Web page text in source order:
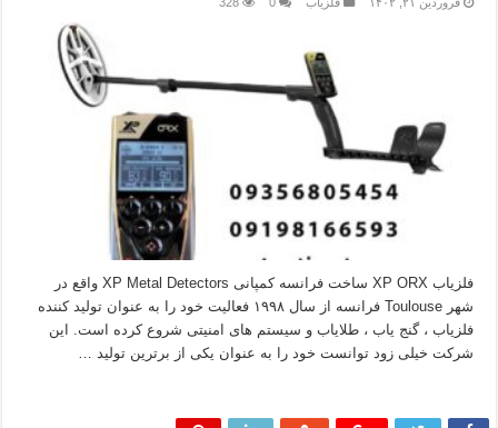
فلزیاب XP ORX ساخت فرانسه کمپانی XP Metal Detectors واقع در
شهر Toulouse فرانسه از سال ۱۹۹۸ فعالیت خود را به عنوان تولید کننده
فلزیاب ، گنج یاب ، طلایاب و سیستم های امنیتی شروع کرده است. این
شرکت خیلی زود توانست خود را به عنوان یکی از برترین تولید …